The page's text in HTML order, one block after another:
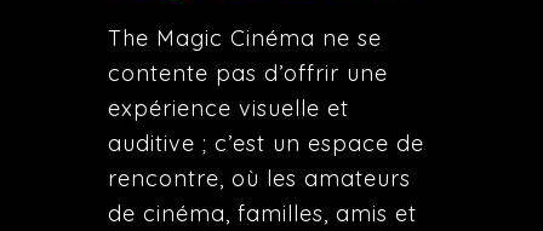
The Magic Cinéma ne se
contente pas d’offrir une
expérience visuelle et
auditive ; c’est un espace de
rencontre, où les amateurs
de cinéma, familles, amis et